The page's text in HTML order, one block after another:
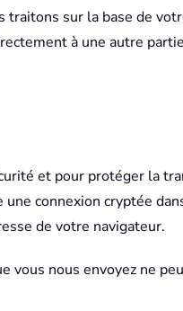
sur la base de
à une autre
et pour protéger la
connexion cryptée
de votre navigateur.
vous nous envoyez ne